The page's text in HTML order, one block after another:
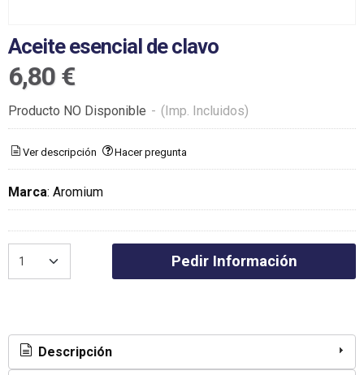
Aceite esencial de clavo
6,80 €
Producto NO Disponible - (Imp. Incluidos)
Ver descripción Hacer pregunta
Marca: Aromium
Pedir Información
Descripción